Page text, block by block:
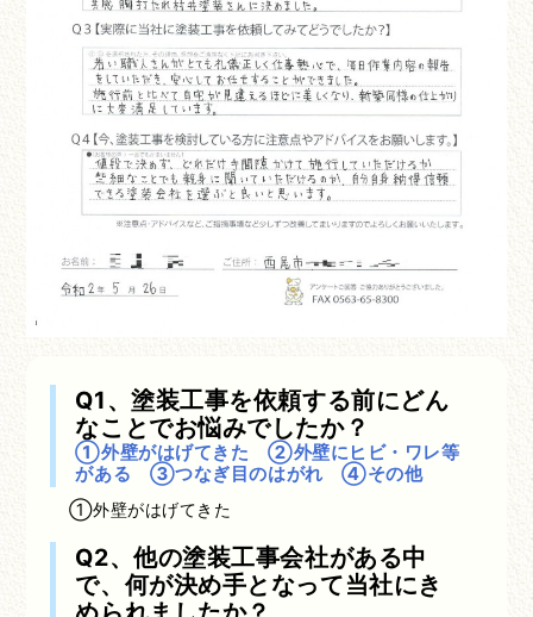
Q1、塗装工事を依頼する前にどん
なことでお悩みでしたか？
①外壁がはげてきた ②外壁にヒビ・ワレ等
がある ③つなぎ目のはがれ ④その他
①外壁がはげてきた
Q2、他の塗装工事会社がある中
で、何が決め手となって当社にき